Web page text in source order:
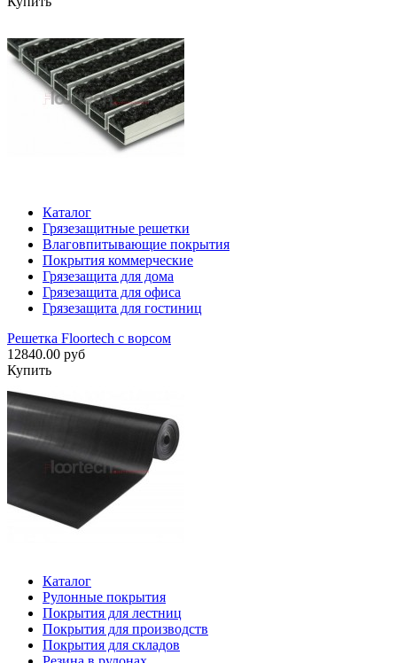
Каталог
Грязезащитные решетки
Влаговпитывающие покрытия
Покрытия коммерческие
Грязезащита для дома
Грязезащита для офиса
Грязезащита для гостиниц
Решетка Floortech с ворсом
12840.00 руб
Купить
Каталог
Рулонные покрытия
Покрытия для лестниц
Покрытия для производств
Покрытия для складов